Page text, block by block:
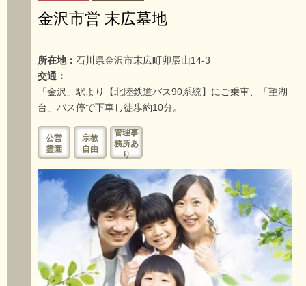
金沢市営 末広墓地
所在地： 石川県金沢市末広町卯辰山14-3
交通：
「金沢」駅より【北陸鉄道バス90系統】にご乗車、「望湖
台」バス停で下車し徒歩約10分。
公営
霊園
宗教
自由
管理事
務所あ
り